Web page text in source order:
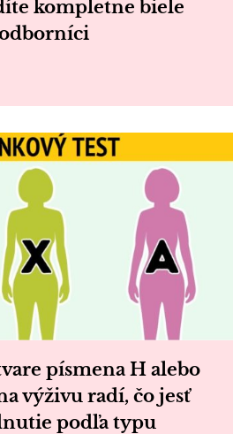
kompletne biele
písmena H alebo
výživu radí, čo jesť
podľa typu